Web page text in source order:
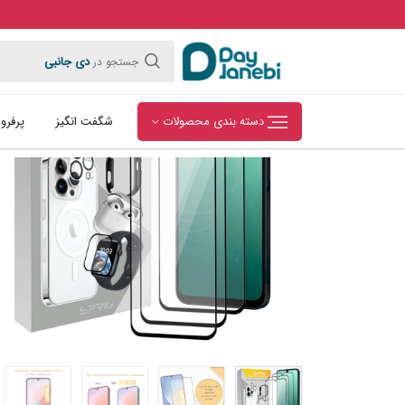
جستجو دردی جانبی
دسته بندی محصولات شگفت انگیز